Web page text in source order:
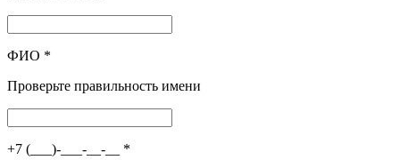
ФИО *
Проверьте правильность имени
+7 (___)-___-__-__ *